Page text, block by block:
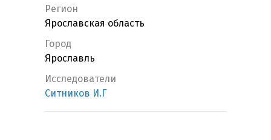
Регион
Ярославская область
Город
Ярославль
Исследователи
Ситников И.Г